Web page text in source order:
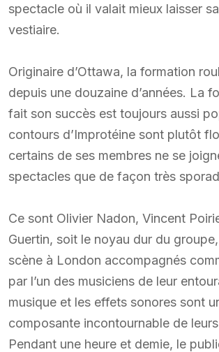
spectacle où il valait mieux laisser
vestiaire.
Originaire d’Ottawa, la formation
depuis une douzaine d’années. La
fait son succès est toujours aussi
contours d’Improtéine sont plutôt
certains de ses membres ne se
spectacles que de façon très
Ce sont Olivier Nadon, Vincent
Guertin, soit le noyau dur du
scène à London accompagnés
par l’un des musiciens de leur
musique et les effets sonores sont
composante incontournable de
Pendant une heure et demie, le